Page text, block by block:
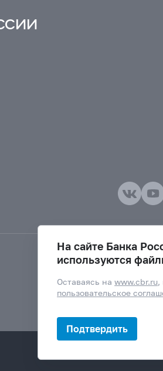
На сайте Банка
используются
Оставаясь наwww.cbr.ru,
пользовательское
Подтвердить